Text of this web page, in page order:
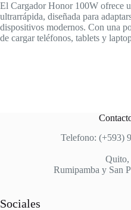
El Cargador Honor 100W ofrece
ultrarrápida, diseñada para
dispositivos modernos. Con una
de cargar teléfonos, tablets y
Telefono: (+593)
Quito,
Rumipamba y San
Sociales